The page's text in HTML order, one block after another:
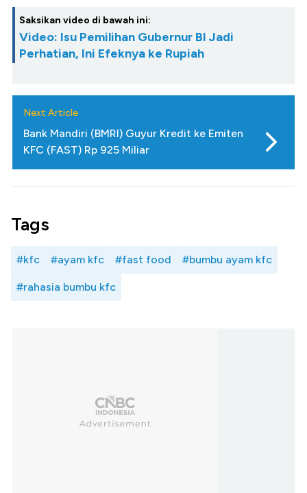
Saksikan video di bawah ini:
Video: Isu Pemilihan Gubernur BI Jadi
Perhatian, Ini Efeknya ke Rupiah
Next Article
Bank Mandiri (BMRI) Guyur Kredit ke Emiten
KFC (FAST) Rp 925 Miliar
Tags
#kfc #ayam kfc #fast food #bumbu ayam kfc
#rahasia bumbu kfc